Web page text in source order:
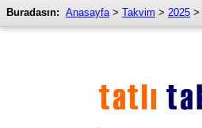
Buradasın: Anasayfa> Takvim > 2025 >